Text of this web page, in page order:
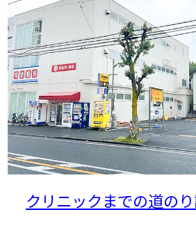
クリニックまでの道の